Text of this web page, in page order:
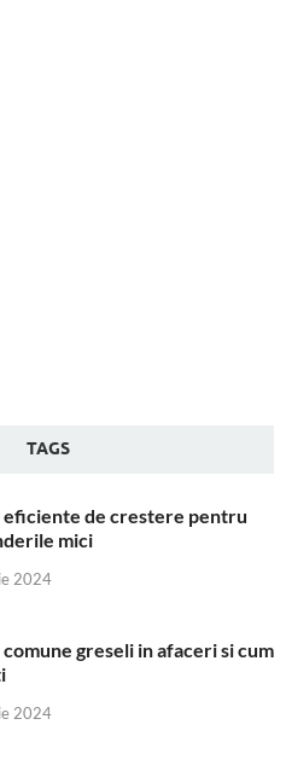
TAGS
de crestere pentru
mici
2024
comune greseli in afaceri si cum
2024